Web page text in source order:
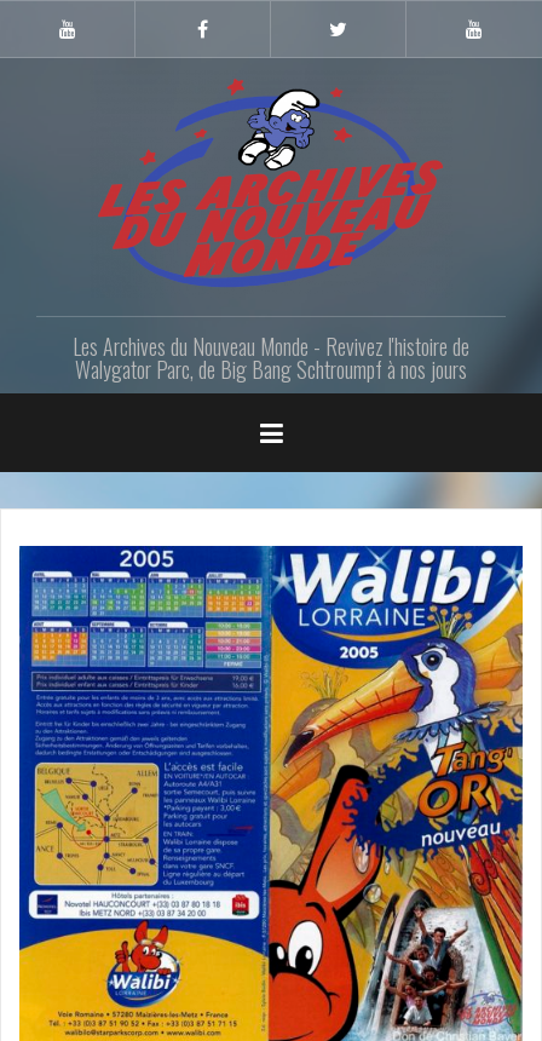
content
Youtube
Gazette
Facebook
Youtube
LANM
Les Archives du Nouveau Monde - Revivez l'histoire de
Walygator Parc, de Big Bang Schtroumpf à nos jours